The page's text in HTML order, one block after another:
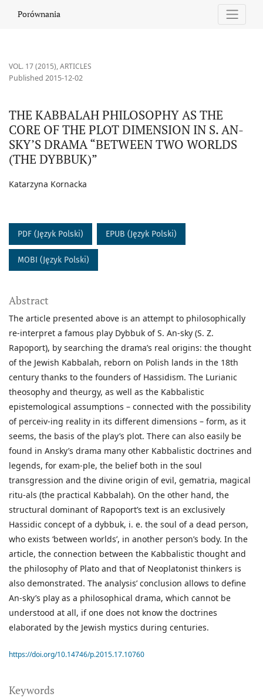
THE KABBALAH PHILOSOPHY AS THE CORE OF THE PLOT
Porównania
VOL. 17 (2015),ARTICLES
THE KABBALAH PHILOSOPHY AS THE
CORE OF THE PLOT DIMENSION IN S. AN-
SKY’S DRAMA “BETWEEN TWO WORLDS
(THE DYBBUK)”
Published 2015-12-02
Katarzyna Kornacka
PDF (Język Polski) EPUB (Język Polski)
MOBI (Język Polski)
Keywords
Abstract
The article presented above is an attempt to philosophically
re-interpret a famous play Dybbuk of S. An-sky (S. Z.
Rapoport), by searching the drama’s real origins: the thought
of the Jewish Kabbalah, reborn on Polish lands in the 18th
century thanks to the founders of Hassidism. The Lurianic
theosophy and theurgy, as well as the Kabbalistic
epistemological assumptions – connected with the possibility
of perceiv-ing reality in its different dimensions – form, as it
seems, the basis of the play’s plot. There can also easily be
found in Ansky’s drama many other Kabbalistic doctrines and
legends, for exam-ple, the belief both in the soul
transgression and the divine origin of evil, gematria, magical
ritu-als (the practical Kabbalah). On the other hand, the
structural dominant of Rapoport’s text is an exclusively
Hassidic concept of a dybbuk, i. e. the soul of a dead person,
who exists ‘between worlds’, in another person’s body. In the
article, the connection between the Kabbalistic thought and
the philosophy of Plato and that of Neoplatonist thinkers is
also demonstrated. The analysis’ conclusion allows to define
An-sky’s play as a philosophical drama, which cannot be
understood at all, if one does not know the doctrines
elaborated by the Jewish mystics during centuries.
https://doi.org/10.14746/p.2015.17.10760